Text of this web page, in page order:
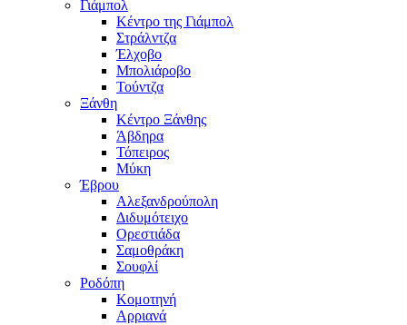
Γιάμπολ
Κέντρο της Γιάμπολ
Στράλντζα
Έλχοβο
Μπολιάροβο
Τούντζα
Ξάνθη
Κέντρο Ξάνθης
Άβδηρα
Τόπειρος
Μύκη
Έβρου
Αλεξανδρούπολη
Διδυμότειχο
Ορεστιάδα
Σαμοθράκη
Σουφλί
Ροδόπη
Κομοτηνή
Αρριανά